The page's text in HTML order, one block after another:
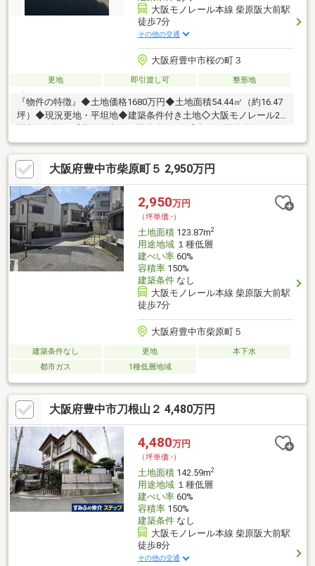
大阪モノレール本線 柴原阪大前駅
徒歩7分
その他の交通
大阪府豊中市桜の町３
更地 即引渡し可 整形地
『物件の特徴』◆土地価格1680万円◆土地面積54.44㎡（約16.47
坪）◆現況更地・平坦地◆建築条件付き土地◇大阪モノレール2
通勤・通学にも便利な立地です◇前面道路はゆとりのある幅員約
7m西側公道に約8.16m接道しており、道路幅にもゆとりがありま
す◇小・中学校が徒歩圏内桜井谷小学校まで徒歩約11分第二中学
校まで徒歩約9分お子様の通学にも便利な住環境◇現在は更地の
ため、土地の形状や周辺環境を確認しやすい状態です◇建ぺい率
60％・容積率200％建築プランについてもお気軽にご相談くださ
い
大阪府豊中市柴原町５ 2,950万円
2,950万円
（坪単価:-）
土地面積123.87m2
用途地域１種低層
建ぺい率60%
容積率150%
建築条件なし
大阪モノレール本線 柴原阪大前駅
徒歩7分
大阪府豊中市柴原町５
建築条件なし 更地
本下水
都市ガス
1種低層地域
大阪府豊中市刀根山２ 4,480万円
4,480万円
（坪単価:-）
土地面積142.59m2
用途地域１種低層
建ぺい率60%
容積率150%
建築条件なし
大阪モノレール本線 柴原阪大前駅
徒歩8分
その他の交通